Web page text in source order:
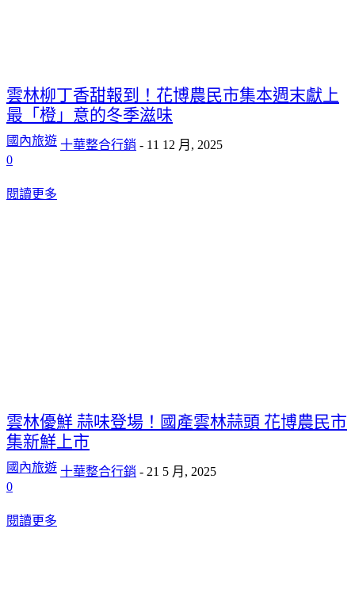
雲林柳丁香甜報到！花博農民市集本週末獻上
最「橙」意的冬季滋味
國內旅遊 十華整合行銷 - 11 12 月, 2025
0
閱讀更多
雲林優鮮 蒜味登場！國產雲林蒜頭 花博農民市
集新鮮上市
國內旅遊 十華整合行銷 - 21 5 月, 2025
0
閱讀更多